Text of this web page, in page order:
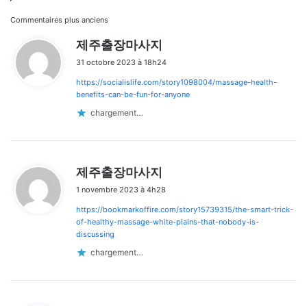
Navigation
dans
les
commentaires
Commentaires plus anciens
제주출장마사지
t
31 octobre 2023 à 18h24
https://socialislife.com/story1098004/massage-health-
benefits-can-be-fun-for-anyone
chargement…
제주출장마사지
t
:
1 novembre 2023 à 4h28
https://bookmarkoffire.com/story15739315/the-smart-trick-
of-healthy-massage-white-plains-that-nobody-is-
discussing
chargement…